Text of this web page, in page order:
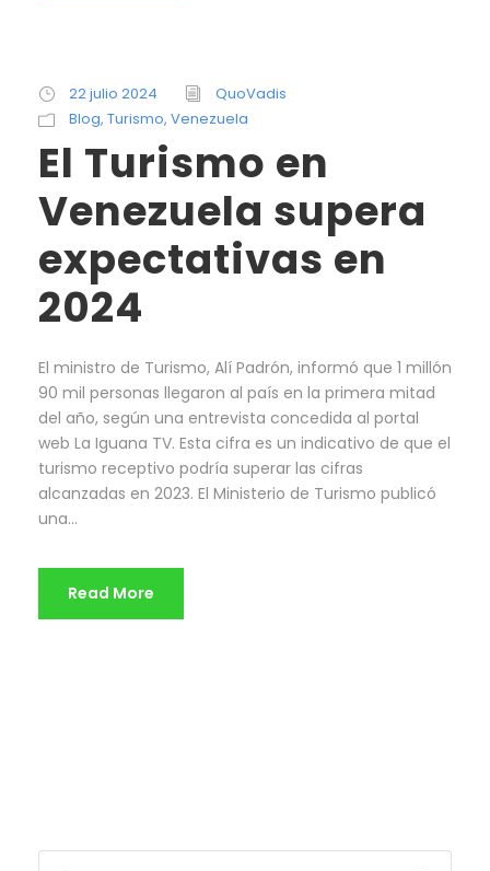
22 julio 2024
QuoVadis
Blog, Turismo, Venezuela
El Turismo en
Venezuela supera
expectativas en
2024
El ministro de Turismo, Alí Padrón, informó que 1 millón
90 mil personas llegaron al país en la primera mitad
del año, según una entrevista concedida al portal
web La Iguana TV. Esta cifra es un indicativo de que el
turismo receptivo podría superar las cifras
alcanzadas en 2023. El Ministerio de Turismo publicó
una...
Read More